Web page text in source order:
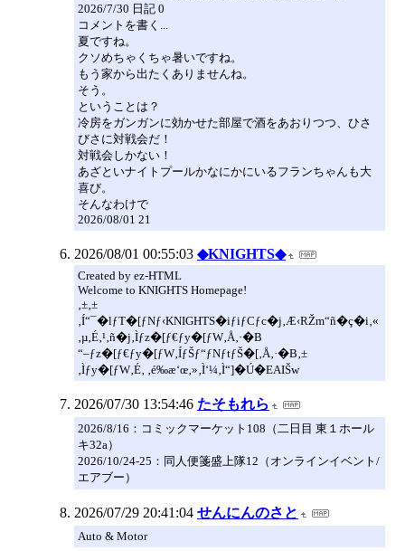
2026/7/30 日記 0
コメントを書く...
夏ですね。
クソめちゃくちゃ暑いですね。
もう家から出たくありませんね。
そう。
ということは？
冷房をガンガンに効かせた部屋で酒をあおりつつ、ひさ
びさに対戦会だ！
対戦会しかない！
あざといナイトプールかなにかにいるフランちゃんも大
喜び。
そんなわけで
2026/08/01 21
2026/08/01 00:55:03 ◆KNIGHTS◆
Created by ez-HTML
Welcome to KNIGHTS Homepage!
‚±‚±
‚Í“¯�lƒT�[ƒNƒ‹KNIGHTS�iƒiƒCƒc�j‚Æ‹RŽm“ñ�ç�i‚«
‚µ‚É‚¹‚ñ�j‚Ìƒz�[ƒ€ƒy�[ƒW‚Å‚·�B
“–ƒz�[ƒ€ƒy�[ƒW‚ÍƒŠƒ“ƒNƒtƒŠ�[‚Å‚·�B‚±
‚Ìƒy�[ƒW‚É‚ ‚é‰æ‘œ‚»‚Ì‘¼‚Ì“]�Ú�EAIŠw
2026/07/30 13:54:46 たそもれら
2026/8/16：コミックマーケット108（二日目 東１ホール
キ32a）
2026/10/24-25：同人便箋盛上隊12（オンラインイベント/
エアブー）
2026/07/29 20:41:04 せんにんのさと
Auto & Motor